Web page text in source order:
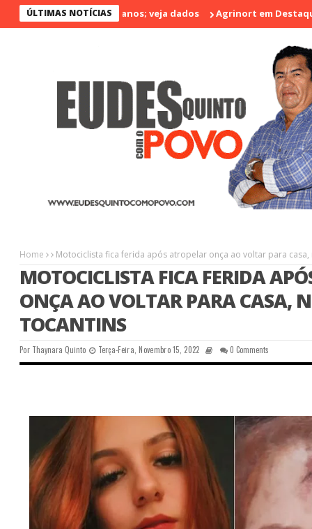
ÚLTIMAS NOTÍCIAS
nos últimos 17 anos; veja dados Agrinort em Destaque na I
Home Motociclista fica ferida após atropelar onça ao voltar para casa,
MOTOCICLISTA FICA FERIDA
ONÇA AO VOLTAR PARA CASA,
TOCANTINS
Por Thaynara Quinto Terça-Feira, Novembro 15, 2022 0 Comments